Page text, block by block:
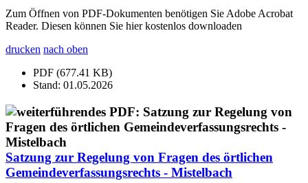
Zum Öffnen von PDF-Dokumenten benötigen Sie Adobe Acrobat
Reader. Diesen können Sie hier kostenlos downloaden
drucken nach oben
PDF (677.41 KB)
Stand: 01.05.2026
Satzung zur Regelung von Fragen des örtlichen
Gemeindeverfassungsrechts - Mistelbach